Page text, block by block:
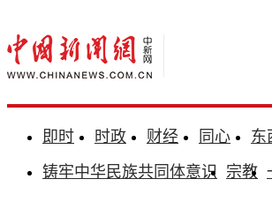
即时 时政 财经 同心 东
铸牢中华民族共同体意识 宗教